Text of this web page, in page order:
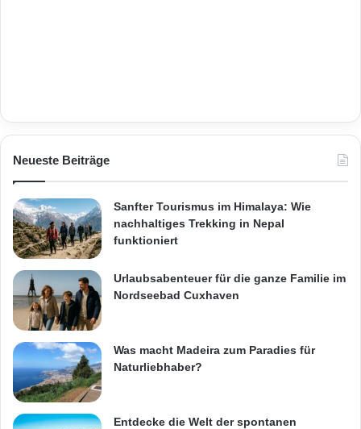
Neueste Beiträge
Sanfter Tourismus im Himalaya: Wie
nachhaltiges Trekking in Nepal
funktioniert
Urlaubsabenteuer für die ganze Familie im
Nordseebad Cuxhaven
Was macht Madeira zum Paradies für
Naturliebhaber?
Entdecke die Welt der spontanen